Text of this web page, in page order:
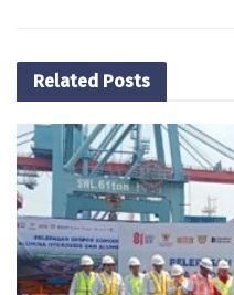
Related Posts